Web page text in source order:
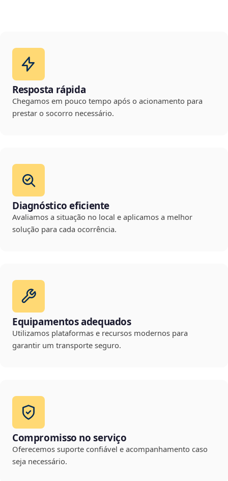
Resposta rápida
Chegamos em pouco tempo após o acionamento para
prestar o socorro necessário.
Diagnóstico eficiente
Avaliamos a situação no local e aplicamos a melhor
solução para cada ocorrência.
Equipamentos adequados
Utilizamos plataformas e recursos modernos para
garantir um transporte seguro.
Compromisso no serviço
Oferecemos suporte confiável e acompanhamento caso
seja necessário.